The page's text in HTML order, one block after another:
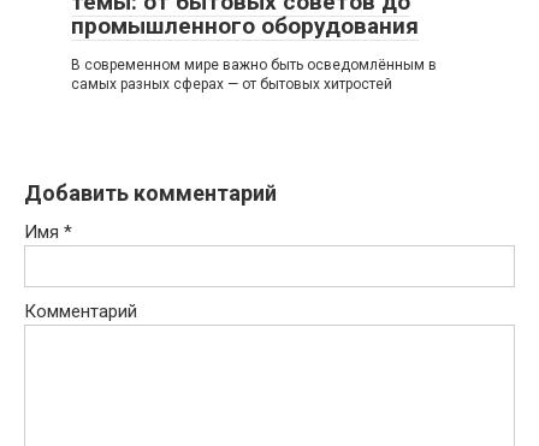
промышленного оборудования
В современном мире важно быть осведомлённым в
самых разных сферах — от бытовых хитростей
Добавить комментарий
Имя *
Комментарий